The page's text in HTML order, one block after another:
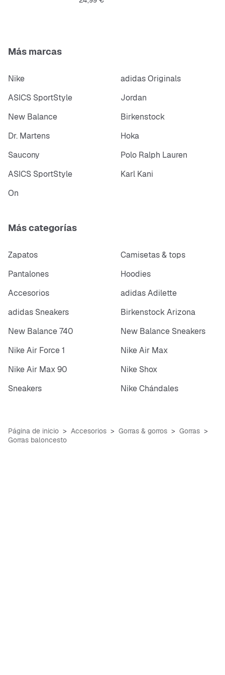
Más marcas
Nike
adidas Originals
ASICS SportStyle
Jordan
New Balance
Birkenstock
Dr. Martens
Hoka
Saucony
Polo Ralph Lauren
ASICS SportStyle
Karl Kani
On
Más categorías
Zapatos
Camisetas & tops
Pantalones
Hoodies
Accesorios
adidas Adilette
adidas Sneakers
Birkenstock Arizona
New Balance 740
New Balance Sneakers
Nike Air Force 1
Nike Air Max
Nike Air Max 90
Nike Shox
Sneakers
Nike Chándales
Página de inicio Accesorios Gorras & gorros
Gorras
Gorras baloncesto